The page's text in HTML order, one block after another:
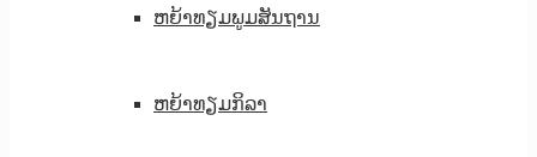
ຫຍ້າທຽມພູມສັນຖານ
ຫຍ້າທຽມກິລາ